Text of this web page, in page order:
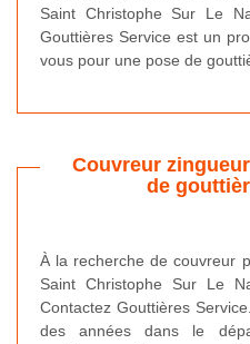
Saint Christophe Sur Le
Gouttières Service est un
vous pour une pose de
Couvreur
de
À la recherche de couvreur
Saint Christophe Sur Le
Contactez Gouttières
des années dans le